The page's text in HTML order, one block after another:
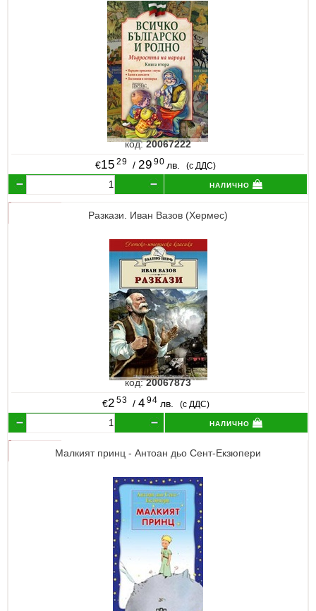
код:20067222
€15 29 / 29 90 лв. (с ДДС)
налично
Разкази. Иван Вазов (Хермес)
код:20067873
€2 53 /4 94 лв. (с ДДС)
налично
Малкият принц - Антоан дьо Сент-Екзюпери